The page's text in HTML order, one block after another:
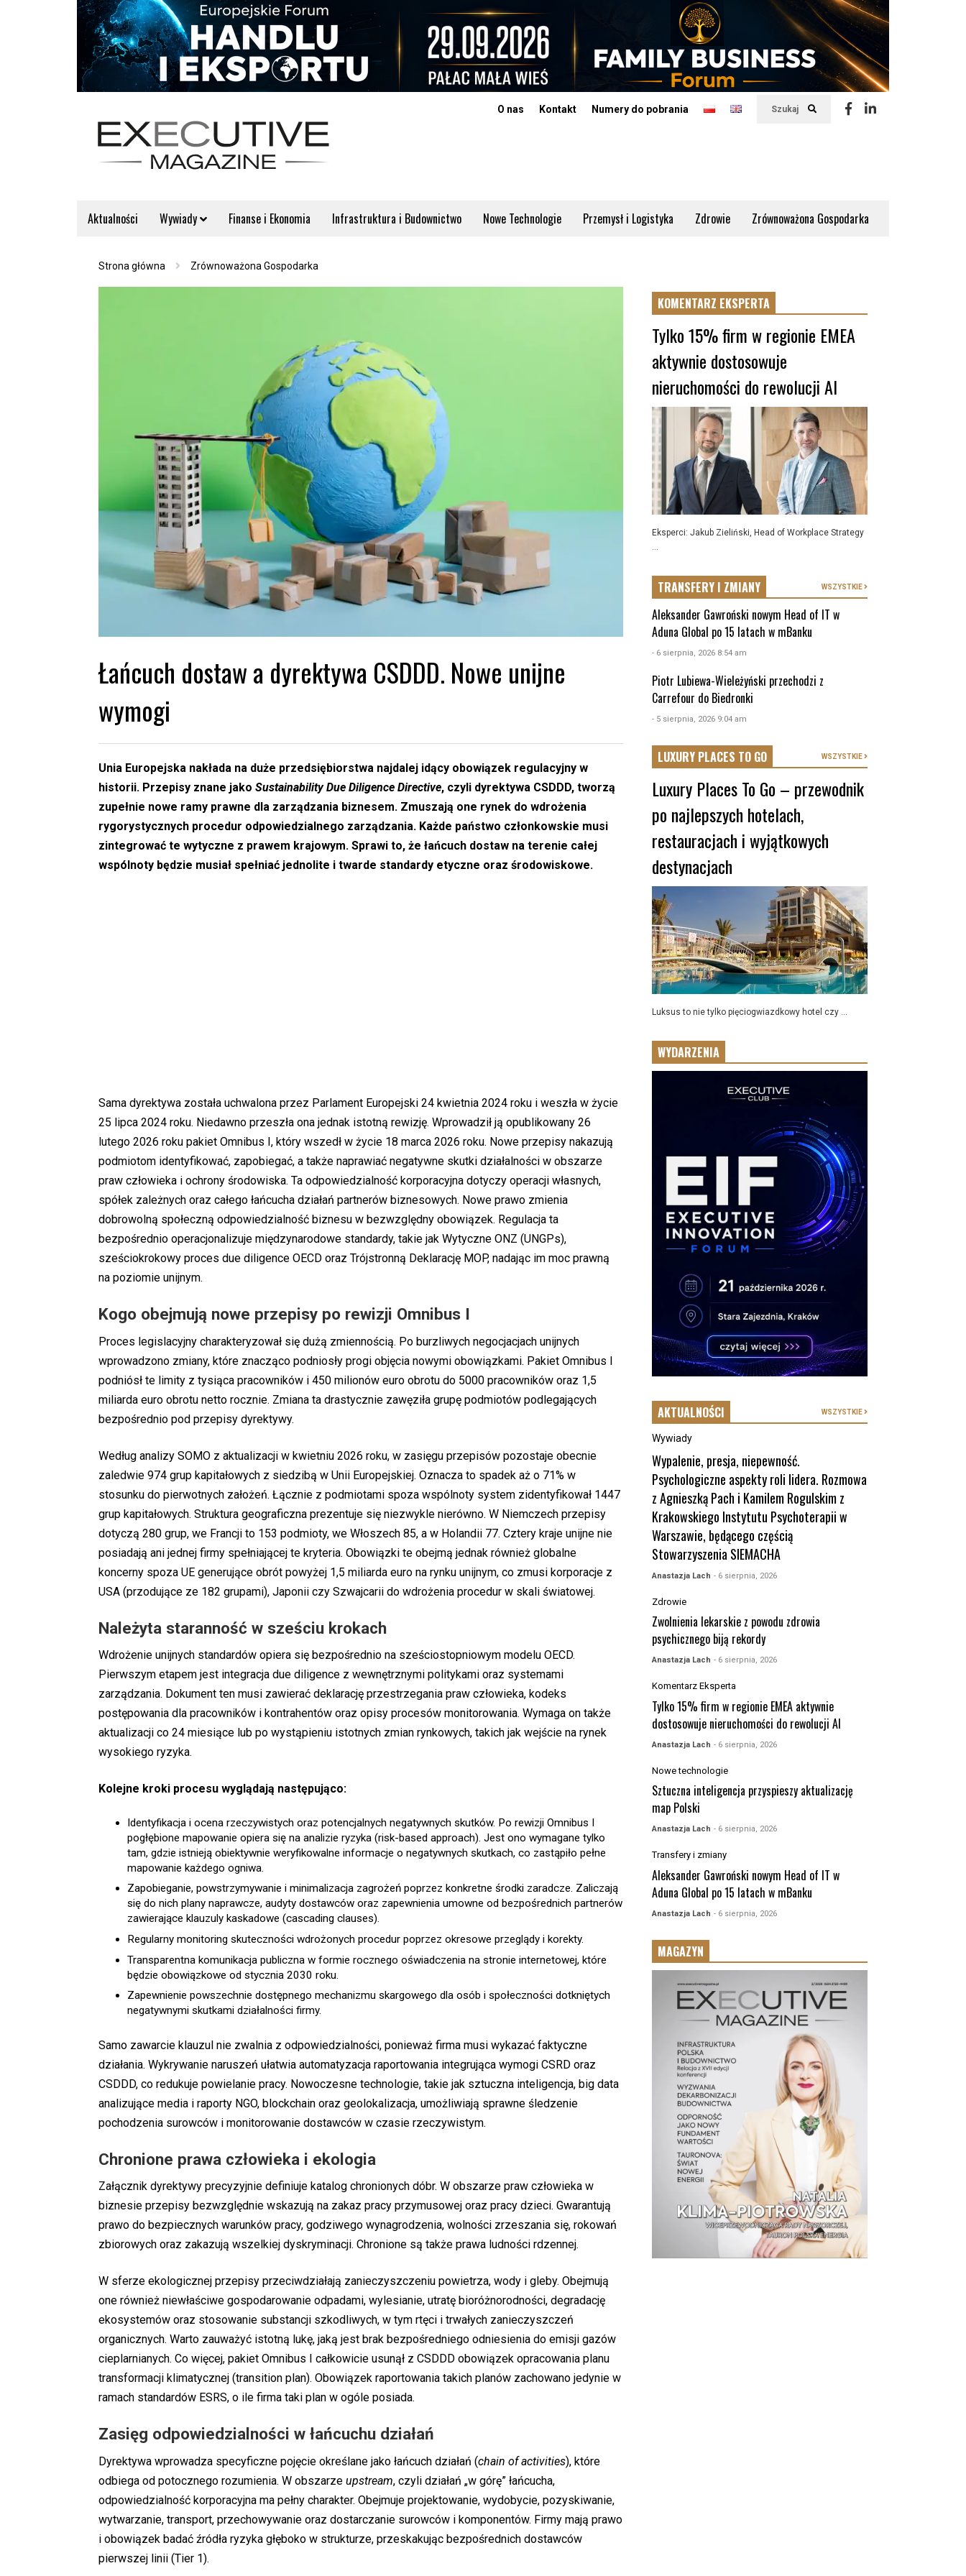
Szukaj
O nas Kontakt Numery do pobrania
Aktualności Wywiady Finanse i Ekonomia Infrastruktura i Budownictwo Nowe Technologie Przemysł i Logistyka Zdrowie Zrównoważona Gospodarka
Strona główna Zrównoważona Gospodarka
Łańcuch dostaw a dyrektywa CSDDD. Nowe unijne
wymogi
Unia Europejska nakłada na duże przedsiębiorstwa najdalej idący obowiązek regulacyjny w
historii. Przepisy znane jako Sustainability Due Diligence Directive, czyli dyrektywa CSDDD, tworzą
zupełnie nowe ramy prawne dla zarządzania biznesem. Zmuszają one rynek do wdrożenia
rygorystycznych procedur odpowiedzialnego zarządzania. Każde państwo członkowskie musi
zintegrować te wytyczne z prawem krajowym. Sprawi to, że łańcuch dostaw na terenie całej
wspólnoty będzie musiał spełniać jednolite i twarde standardy etyczne oraz środowiskowe.
Sama dyrektywa została uchwalona przez Parlament Europejski 24 kwietnia 2024 roku i weszła w życie
25 lipca 2024 roku. Niedawno przeszła ona jednak istotną rewizję. Wprowadził ją opublikowany 26
lutego 2026 roku pakiet Omnibus I, który wszedł w życie 18 marca 2026 roku. Nowe przepisy nakazują
podmiotom identyfikować, zapobiegać, a także naprawiać negatywne skutki działalności w obszarze
praw człowieka i ochrony środowiska. Ta odpowiedzialność korporacyjna dotyczy operacji własnych,
spółek zależnych oraz całego łańcucha działań partnerów biznesowych. Nowe prawo zmienia
dobrowolną społeczną odpowiedzialność biznesu w bezwzględny obowiązek. Regulacja ta
bezpośrednio operacjonalizuje międzynarodowe standardy, takie jak Wytyczne ONZ (UNGPs),
sześciokrokowy proces due diligence OECD oraz Trójstronną Deklarację MOP, nadając im moc prawną
na poziomie unijnym.
Kogo obejmują nowe przepisy po rewizji Omnibus I
Proces legislacyjny charakteryzował się dużą zmiennością. Po burzliwych negocjacjach unijnych
wprowadzono zmiany, które znacząco podniosły progi objęcia nowymi obowiązkami. Pakiet Omnibus I
podniósł te limity z tysiąca pracowników i 450 milionów euro obrotu do 5000 pracowników oraz 1,5
miliarda euro obrotu netto rocznie. Zmiana ta drastycznie zawęziła grupę podmiotów podlegających
bezpośrednio pod przepisy dyrektywy.
Według analizy SOMO z aktualizacji w kwietniu 2026 roku, w zasięgu przepisów pozostaje obecnie
zaledwie 974 grup kapitałowych z siedzibą w Unii Europejskiej. Oznacza to spadek aż o 71% w
stosunku do pierwotnych założeń. Łącznie z podmiotami spoza wspólnoty system zidentyfikował 1447
grup kapitałowych. Struktura geograficzna prezentuje się niezwykle nierówno. W Niemczech przepisy
dotyczą 280 grup, we Francji to 153 podmioty, we Włoszech 85, a w Holandii 77. Cztery kraje unijne nie
posiadają ani jednej firmy spełniającej te kryteria. Obowiązki te obejmą jednak również globalne
koncerny spoza UE generujące obrót powyżej 1,5 miliarda euro na rynku unijnym, co zmusi korporacje z
USA (przodujące ze 182 grupami), Japonii czy Szwajcarii do wdrożenia procedur w skali światowej.
Należyta staranność w sześciu krokach
Wdrożenie unijnych standardów opiera się bezpośrednio na sześciostopniowym modelu OECD.
Pierwszym etapem jest integracja due diligence z wewnętrznymi politykami oraz systemami
zarządzania. Dokument ten musi zawierać deklarację przestrzegania praw człowieka, kodeks
postępowania dla pracowników i kontrahentów oraz opisy procesów monitorowania. Wymaga on także
aktualizacji co 24 miesiące lub po wystąpieniu istotnych zmian rynkowych, takich jak wejście na rynek
wysokiego ryzyka.
Kolejne kroki procesu wyglądają następująco:
Identyfikacja i ocena rzeczywistych oraz potencjalnych negatywnych skutków. Po rewizji Omnibus I
pogłębione mapowanie opiera się na analizie ryzyka (risk-based approach). Jest ono wymagane tylko
tam, gdzie istnieją obiektywnie weryfikowalne informacje o negatywnych skutkach, co zastąpiło pełne
mapowanie każdego ogniwa.
Zapobieganie, powstrzymywanie i minimalizacja zagrożeń poprzez konkretne środki zaradcze. Zaliczają
się do nich plany naprawcze, audyty dostawców oraz zapewnienia umowne od bezpośrednich partnerów
zawierające klauzuly kaskadowe (cascading clauses).
Regularny monitoring skuteczności wdrożonych procedur poprzez okresowe przeglądy i korekty.
Transparentna komunikacja publiczna w formie rocznego oświadczenia na stronie internetowej, które
będzie obowiązkowe od stycznia 2030 roku.
Zapewnienie powszechnie dostępnego mechanizmu skargowego dla osób i społeczności dotkniętych
negatywnymi skutkami działalności firmy.
Samo zawarcie klauzul nie zwalnia z odpowiedzialności, ponieważ firma musi wykazać faktyczne
działania. Wykrywanie naruszeń ułatwia automatyzacja raportowania integrująca wymogi CSRD oraz
CSDDD, co redukuje powielanie pracy. Nowoczesne technologie, takie jak sztuczna inteligencja, big data
analizujące media i raporty NGO, blockchain oraz geolokalizacja, umożliwiają sprawne śledzenie
pochodzenia surowców i monitorowanie dostawców w czasie rzeczywistym.
Chronione prawa człowieka i ekologia
Załącznik dyrektywy precyzyjnie definiuje katalog chronionych dóbr. W obszarze praw człowieka w
biznesie przepisy bezwzględnie wskazują na zakaz pracy przymusowej oraz pracy dzieci. Gwarantują
prawo do bezpiecznych warunków pracy, godziwego wynagrodzenia, wolności zrzeszania się, rokowań
zbiorowych oraz zakazują wszelkiej dyskryminacji. Chronione są także prawa ludności rdzennej.
W sferze ekologicznej przepisy przeciwdziałają zanieczyszczeniu powietrza, wody i gleby. Obejmują
one również niewłaściwe gospodarowanie odpadami, wylesianie, utratę bioróżnorodności, degradację
ekosystemów oraz stosowanie substancji szkodliwych, w tym rtęci i trwałych zanieczyszczeń
organicznych. Warto zauważyć istotną lukę, jaką jest brak bezpośredniego odniesienia do emisji gazów
cieplarnianych. Co więcej, pakiet Omnibus I całkowicie usunął z CSDDD obowiązek opracowania planu
transformacji klimatycznej (transition plan). Obowiązek raportowania takich planów zachowano jedynie w
ramach standardów ESRS, o ile firma taki plan w ogóle posiada.
Zasięg odpowiedzialności w łańcuchu działań
Dyrektywa wprowadza specyficzne pojęcie określane jako łańcuch działań (chain of activities), które
odbiega od potocznego rozumienia. W obszarze upstream, czyli działań „w górę” łańcucha,
odpowiedzialność korporacyjna ma pełny charakter. Obejmuje projektowanie, wydobycie, pozyskiwanie,
wytwarzanie, transport, przechowywanie oraz dostarczanie surowców i komponentów. Firmy mają prawo
i obowiązek badać źródła ryzyka głęboko w strukturze, przeskakując bezpośrednich dostawców
pierwszej linii (Tier 1).
KOMENTARZ EKSPERTA
Tylko 15% firm w regionie EMEA
aktywnie dostosowuje
nieruchomości do rewolucji AI
Eksperci: Jakub Zieliński, Head of Workplace Strategy
...
TRANSFERY I ZMIANY WSZYSTKIE
Aleksander Gawroński nowym Head of IT w
Aduna Global po 15 latach w mBanku
- 6 sierpnia, 2026 8:54 am
Piotr Lubiewa-Wieleżyński przechodzi z
Carrefour do Biedronki
- 5 sierpnia, 2026 9:04 am
LUXURY PLACES TO GO WSZYSTKIE
Luxury Places To Go – przewodnik
po najlepszych hotelach,
restauracjach i wyjątkowych
destynacjach
Luksus to nie tylko pięciogwiazdkowy hotel czy ...
WYDARZENIA
AKTUALNOŚCI WSZYSTKIE
Wywiady
Wypalenie, presja, niepewność.
Psychologiczne aspekty roli lidera. Rozmowa
z Agnieszką Pach i Kamilem Rogulskim z
Krakowskiego Instytutu Psychoterapii w
Warszawie, będącego częścią
Stowarzyszenia SIEMACHA
Anastazja Lach - 6 sierpnia, 2026
Zdrowie
Zwolnienia lekarskie z powodu zdrowia
psychicznego biją rekordy
Anastazja Lach - 6 sierpnia, 2026
Komentarz Eksperta
Tylko 15% firm w regionie EMEA aktywnie
dostosowuje nieruchomości do rewolucji AI
Anastazja Lach - 6 sierpnia, 2026
Nowe technologie
Sztuczna inteligencja przyspieszy aktualizację
map Polski
Anastazja Lach - 6 sierpnia, 2026
Transfery i zmiany
Aleksander Gawroński nowym Head of IT w
Aduna Global po 15 latach w mBanku
Anastazja Lach - 6 sierpnia, 2026
MAGAZYN